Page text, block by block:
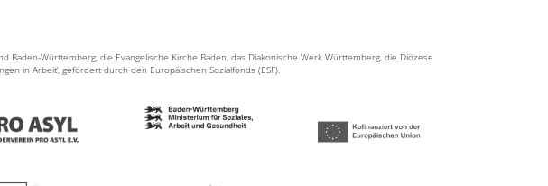
Württemberg, die Evangelische Kirche Baden, das Diakonische Werk Württemberg, die Diözese
in Arbeit‘, gefördert durch den Europäischen Sozialfonds (ESF).